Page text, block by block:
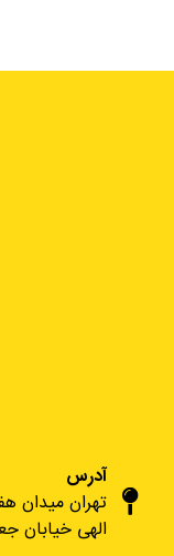
آدرس
تهران میدان
الهی خیابان جعفر